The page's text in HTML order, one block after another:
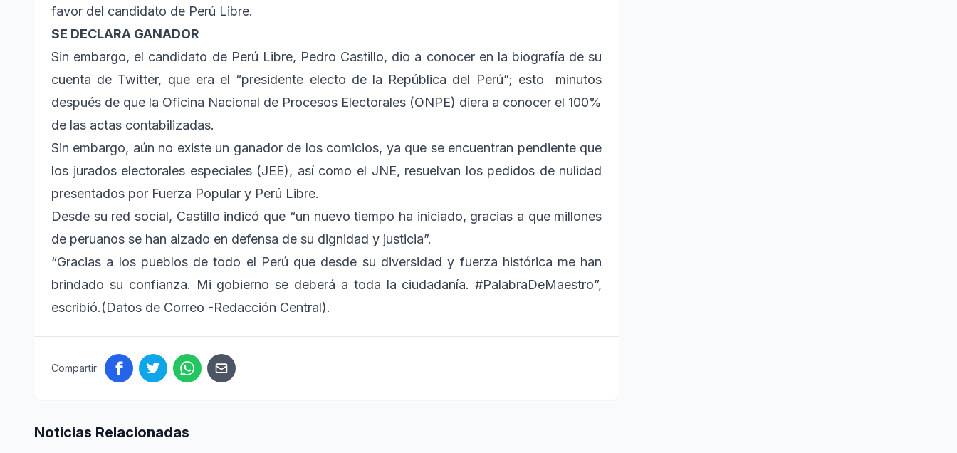
favor del candidato de Perú Libre.
SE DECLARA GANADOR
Sin embargo, el candidato de Perú Libre, Pedro Castillo, dio a conocer en la biografía de su
cuenta de Twitter, que era el “presidente electo de la República del Perú”; esto minutos
después de que la Oficina Nacional de Procesos Electorales (ONPE) diera a conocer el 100%
de las actas contabilizadas.
Sin embargo, aún no existe un ganador de los comicios, ya que se encuentran pendiente que
los jurados electorales especiales (JEE), así como el JNE, resuelvan los pedidos de nulidad
presentados por Fuerza Popular y Perú Libre.
Desde su red social, Castillo indicó que “un nuevo tiempo ha iniciado, gracias a que millones
de peruanos se han alzado en defensa de su dignidad y justicia”.
“Gracias a los pueblos de todo el Perú que desde su diversidad y fuerza histórica me han
brindado su confianza. Mi gobierno se deberá a toda la ciudadanía. #PalabraDeMaestro”,
escribió.(Datos de Correo -Redacción Central).
Compartir:
Noticias Relacionadas